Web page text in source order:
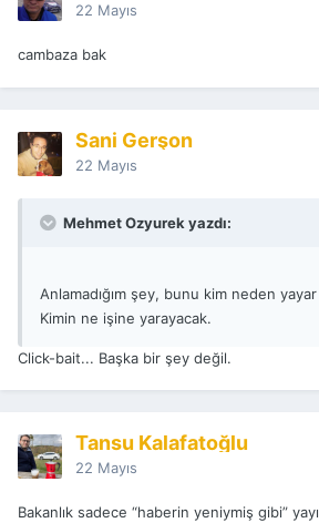
22 Mayıs
cambaza bak
Sani Gerşon
22 Mayıs
Mehmet Ozyurek yazdı:
Anlamadığım şey, bunu kim neden yayar
Kimin ne işine yarayacak.
Click-bait... Başka bir şey değil.
Tansu Kalafatoğlu
22 Mayıs
Bakanlık sadece “haberin yeniymiş gibi”